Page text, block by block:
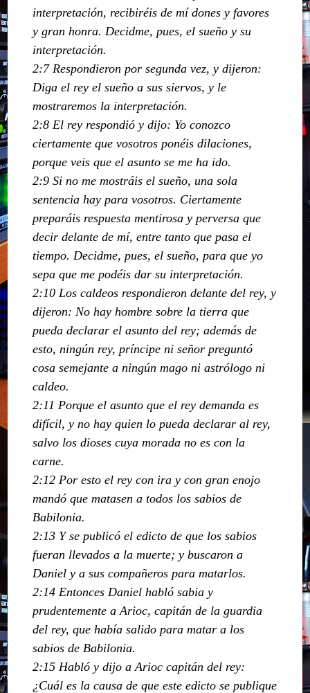
interpretación, recibiréis de mí dones y favores
y gran honra. Decidme, pues, el sueño y su
interpretación.
2:7 Respondieron por segunda vez, y dijeron:
Diga el rey el sueño a sus siervos, y le
mostraremos la interpretación.
2:8 El rey respondió y dijo: Yo conozco
ciertamente que vosotros ponéis dilaciones,
porque veis que el asunto se me ha ido.
2:9 Si no me mostráis el sueño, una sola
sentencia hay para vosotros. Ciertamente
preparáis respuesta mentirosa y perversa que
decir delante de mí, entre tanto que pasa el
tiempo. Decidme, pues, el sueño, para que yo
sepa que me podéis dar su interpretación.
2:10 Los caldeos respondieron delante del rey, y
dijeron: No hay hombre sobre la tierra que
pueda declarar el asunto del rey; además de
esto, ningún rey, príncipe ni señor preguntó
cosa semejante a ningún mago ni astrólogo ni
caldeo.
2:11 Porque el asunto que el rey demanda es
difícil, y no hay quien lo pueda declarar al rey,
salvo los dioses cuya morada no es con la
carne.
2:12 Por esto el rey con ira y con gran enojo
mandó que matasen a todos los sabios de
Babilonia.
2:13 Y se publicó el edicto de que los sabios
fueran llevados a la muerte; y buscaron a
Daniel y a sus compañeros para matarlos.
2:14 Entonces Daniel habló sabia y
prudentemente a Arioc, capitán de la guardia
del rey, que había salido para matar a los
sabios de Babilonia.
2:15 Habló y dijo a Arioc capitán del rey:
¿Cuál es la causa de que este edicto se publique